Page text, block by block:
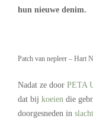
hun nieuwe denim.
Patch van nepleer – Hart
Nadat ze door PETA
dat bij koeien die
doorgesneden in